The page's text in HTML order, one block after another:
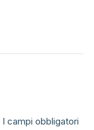
I campi obbligatori